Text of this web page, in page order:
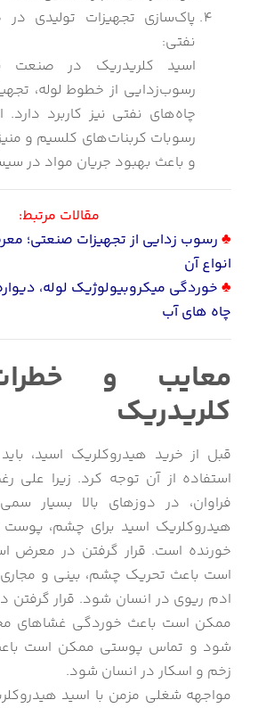
پاک‌سازی تجهیزات تولیدی
نفتی:
اسید کلریدریک در صنعت
رسوب‌زدایی از خطوط لوله،
چاه‌های نفتی نیز کاربرد
رسوبات کربنات‌های کلسیم و
و باعث بهبود جریان مواد در
مقالات مرتبط:
♣ رسوب زدایی از تجهیزات صنعتی؛
انواع آن
♣ خوردگی میکروبیولوژیک لوله،
چاه های آب
معایب و
کلریدریک
قبل از خرید هیدروکلریک اسید،
استفاده از آن توجه کرد. زیرا علی
فراوان، در دوزهای بالا بسیار
هیدروکلریک اسید برای چشم،
خورنده است. قرار گرفتن در معرض
است باعث تحریک چشم، بینی و
ادم ریوی در انسان شود. قرار
ممکن است باعث خوردگی غشاهای
شود و تماس پوستی ممکن است
زخم و اسکار در انسان شود.
مواجهه شغلی مزمن با اسید